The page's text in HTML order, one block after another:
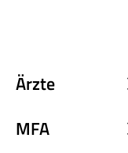
Ärzte
MFA